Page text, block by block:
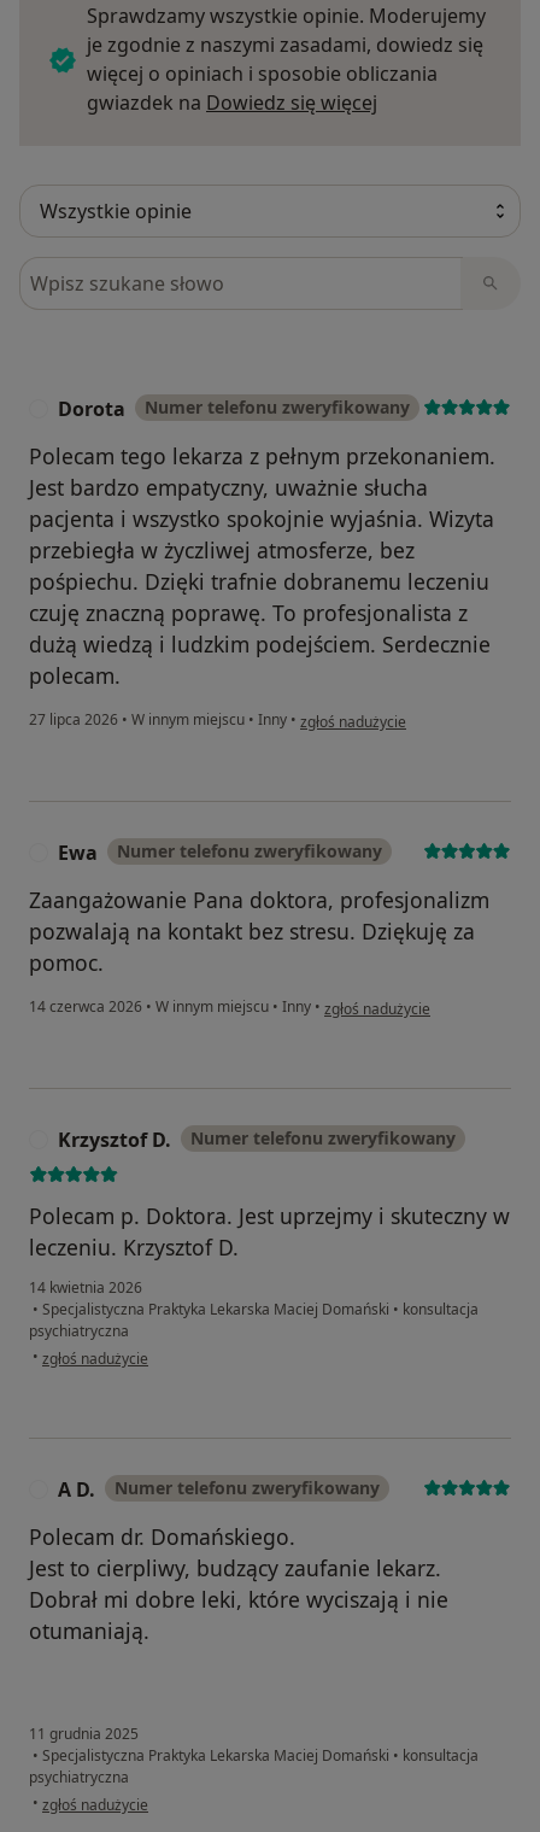
Sprawdzamy wszystkie opinie. Moderujemy
je zgodnie z naszymi zasadami, dowiedz się
więcej o opiniach i sposobie obliczania
gwiazdek na Dowiedz się więcej
Szukaj w opiniach
Dorota Numer telefonu zweryfikowany
Polecam tego lekarza z pełnym przekonaniem.
Jest bardzo empatyczny, uważnie słucha
pacjenta i wszystko spokojnie wyjaśnia. Wizyta
przebiegła w życzliwej atmosferze, bez
pośpiechu. Dzięki trafnie dobranemu leczeniu
czuję znaczną poprawę. To profesjonalista z
dużą wiedzą i ludzkim podejściem. Serdecznie
polecam.
27 lipca 2026 • W innym miejscu • Inny • w opinii użytkownika Dorota
zgłoś nadużycie
Ewa Numer telefonu zweryfikowany
Zaangażowanie Pana doktora, profesjonalizm
pozwalają na kontakt bez stresu. Dziękuję za
pomoc.
14 czerwca 2026 • W innym miejscu • Inny • w opinii użytkownika Ewa
zgłoś nadużycie
Krzysztof D. Numer telefonu zweryfikowany
Polecam p. Doktora. Jest uprzejmy i skuteczny w
leczeniu. Krzysztof D.
14 kwietnia 2026
• Specjalistyczna Praktyka Lekarska Maciej Domański • konsultacja
psychiatryczna
• w opinii użytkownika Krzysztof D.
zgłoś nadużycie
A D. Numer telefonu zweryfikowany
Polecam dr. Domańskiego.
Jest to cierpliwy, budzący zaufanie lekarz.
Dobrał mi dobre leki, które wyciszają i nie
otumaniają.
11 grudnia 2025
• Specjalistyczna Praktyka Lekarska Maciej Domański • konsultacja
psychiatryczna
• w opinii użytkownika A D.
zgłoś nadużycie